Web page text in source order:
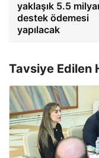
yaklaşık 5.5
destek ödemesi
yapılacak
Tavsiye Edilen